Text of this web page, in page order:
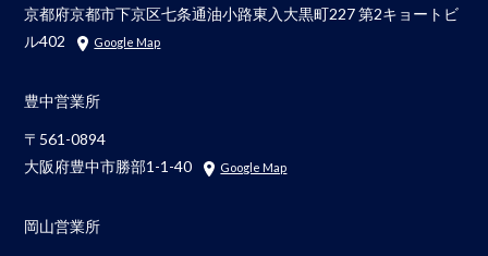
京都府京都市下京区七条通油小路東入大黒町227 第2キョートビ
ル402
Google Map
豊中営業所
〒561-0894
大阪府豊中市勝部1-1-40
Google Map
岡山営業所